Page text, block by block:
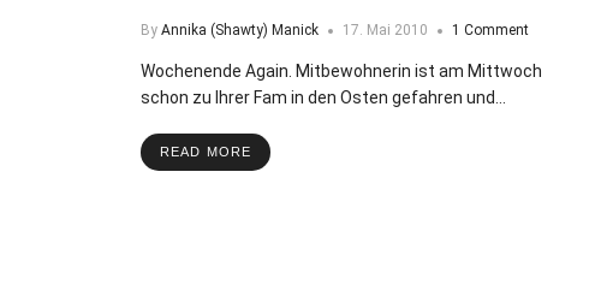
By Annika (Shawty) Manick 17. Mai 2010 1 Comment
Wochenende Again. Mitbewohnerin ist am Mittwoch
schon zu Ihrer Fam in den Osten gefahren und…
READ MORE